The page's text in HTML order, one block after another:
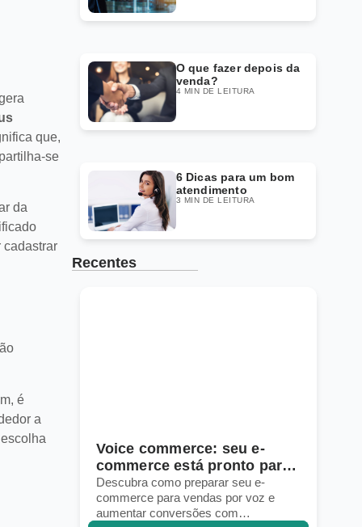
que,
se
da
cadastrar
é
a
O que fazer depois da
venda?
4 MIN DE LEITURA
6 Dicas para um bom
atendimento
3 MIN DE LEITURA
Recentes
Voice commerce: seu e-
commerce está pronto para
vendas por voz?
Descubra como preparar seu e-
commerce para vendas por voz e
aumentar conversões com